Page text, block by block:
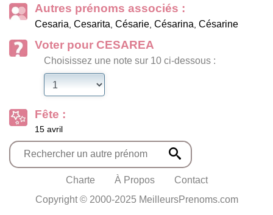
Autres prénoms associés :
Cesaria, Cesarita, Césarie, Césarina, Césarine
Voter pour CESAREA
Choisissez une note sur 10 ci-dessous :
Fête :
15 avril
Charte À Propos
Contact
Copyright © 2000-2025 MeilleursPrenoms.com